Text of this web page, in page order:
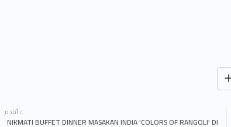
أقدم
NIKMATI BUFFET DINNER MASAKAN INDIA 'COLORS OF RANGOLI' DI